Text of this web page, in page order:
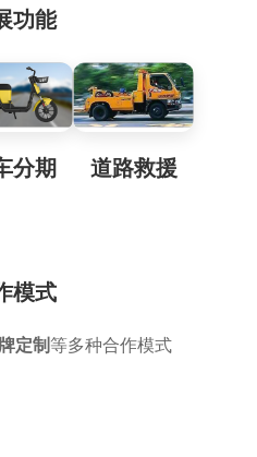
功能
分期 道路救援
模式
定制 等多种合作模式